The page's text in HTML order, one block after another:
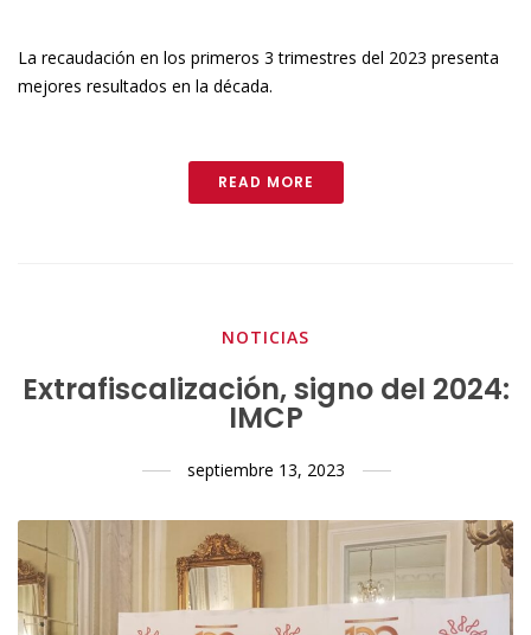
La recaudación en los primeros 3 trimestres del 2023 presenta
mejores resultados en la década.
READ MORE
NOTICIAS
Extrafiscalización, signo del 2024:
IMCP
septiembre 13, 2023